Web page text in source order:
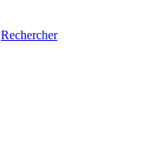
Rechercher